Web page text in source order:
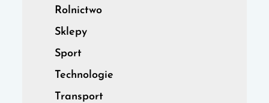
Rolnictwo
Sklepy
Sport
Technologie
Transport